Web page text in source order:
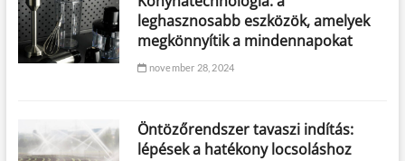
leghasznosabb eszközök, amelyek
megkönnyítik a mindennapokat
november 28, 2024
Öntözőrendszer tavaszi indítás:
lépések a hatékony locsoláshoz